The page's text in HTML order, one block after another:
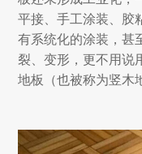
平接、手工涂装、胶
有系统化的涂装，甚
裂、变形，更不用说
地板（也被称为竖木